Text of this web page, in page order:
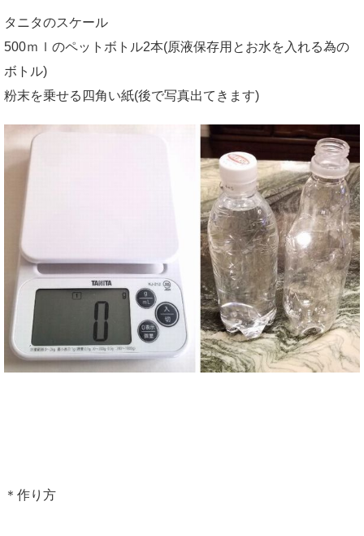
タニタのスケール
500ｍｌのペットボトル2本(原液保存用とお水を入れる為の
ボトル)
粉末を乗せる四角い紙(後で写真出てきます)
＊作り方